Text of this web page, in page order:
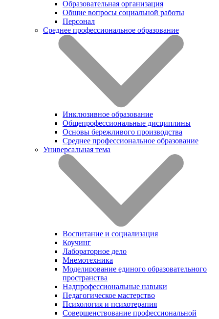
Образовательная организация
Общие вопросы социальной работы
Персонал
Среднее профессиональное образование
Инклюзивное образование
Общепрофессиональные дисциплины
Основы бережливого производства
Среднее профессиональное образование
Универсальная тема
Воспитание и социализация
Коучинг
Лабораторное дело
Мнемотехника
Моделирование единого образовательного
пространства
Надпрофессиональные навыки
Педагогическое мастерство
Психология и психотерапия
Совершенствование профессиональной